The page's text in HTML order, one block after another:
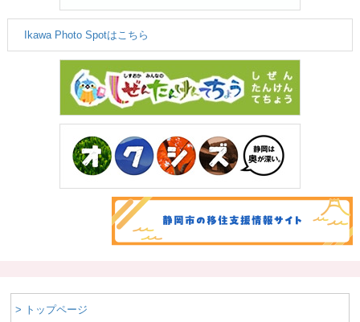
Ikawa Photo Spotはこちら
> トップページ